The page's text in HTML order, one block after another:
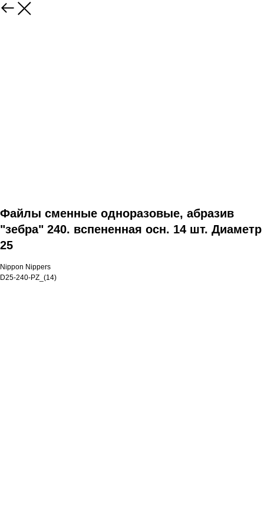
Файлы сменные одноразовые, абразив
"зебра" 240. вспененная осн. 14 шт. Диаметр
25
Nippon Nippers
D25-240-PZ_(14)